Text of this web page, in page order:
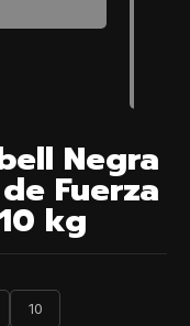
Negra
Fuerza
kg
10